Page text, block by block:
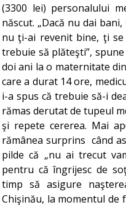
(3300 lei) personalului
născut. „Dacă nu dai
nu ţi-ai revenit bine, ţi
trebuie să plăteşti”,
doi ani la o maternitate
care a durat 14 ore,
i-a spus că trebuie să-i
rămas derutat de tupeul
şi repete cererea. Mai
rămânea surprins când
pilde că „nu ai trecut
pentru că îngrijesc de
timp să asigure
Chişinău, la momentul de